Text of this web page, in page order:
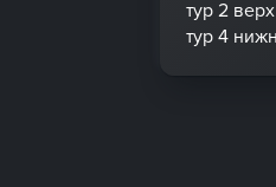
тур 2
тур 4